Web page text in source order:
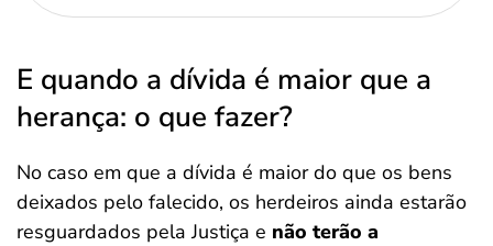
E quando a dívida é maior que a
herança: o que fazer?
No caso em que a dívida é maior do que os bens
deixados pelo falecido, os herdeiros ainda estarão
resguardados pela Justiça e não terão a